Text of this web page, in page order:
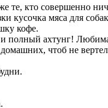
те, кто совершенно
кусочка мяса для
кофе.
полный ахтунг!
чтоб не